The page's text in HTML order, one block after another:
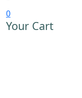
0
Your Cart